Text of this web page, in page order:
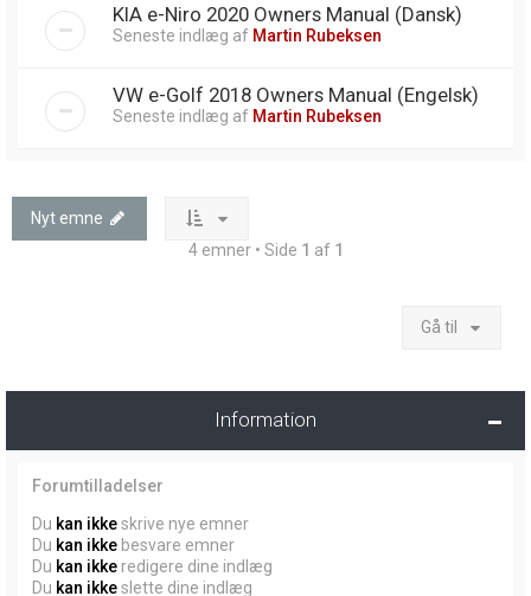
KIA e-Niro 2020 Owners Manual (Dansk)
Seneste indlæg af Martin Rubeksen
VW e-Golf 2018 Owners Manual (Engelsk)
Seneste indlæg af Martin Rubeksen
Nyt emne
4 emner • Side 1 af 1
Gå til
Information
Forumtilladelser
Du kan ikkeskrive nye emner
Du kan ikke besvare emner
Du kan ikke redigere dine indlæg
Du kan ikkeslette dine indlæg